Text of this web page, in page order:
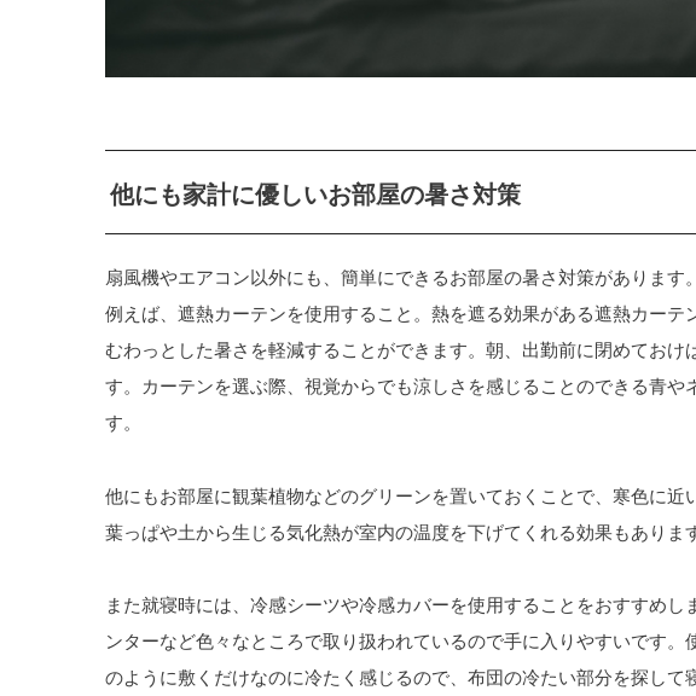
他にも家計に優しいお部屋の暑さ対策
扇風機やエアコン以外にも、簡単にできるお部屋の暑さ対策があります。
例えば、遮熱カーテンを使用すること。熱を遮る効果がある遮熱カー
むわっとした暑さを軽減することができます。朝、出勤前に閉めてお
す。カーテンを選ぶ際、視覚からでも涼しさを感じることのできる青
す。
他にもお部屋に観葉植物などのグリーンを置いておくことで、寒色に
葉っぱや土から生じる気化熱が室内の温度を下げてくれる効果もあります
また就寝時には、冷感シーツや冷感カバーを使用することをおすすめ
ンターなど色々なところで取り扱われているので手に入りやすいです
のように敷くだけなのに冷たく感じるので、布団の冷たい部分を探して